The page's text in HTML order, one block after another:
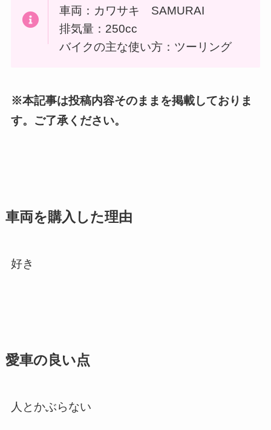
車両：カワサキ SAMURAI
排気量：250cc
バイクの主な使い方：ツーリング
※本記事は投稿内容そのままを掲載しておりま
す。ご了承ください。
車両を購入した理由
好き
愛車の良い点
人とかぶらない